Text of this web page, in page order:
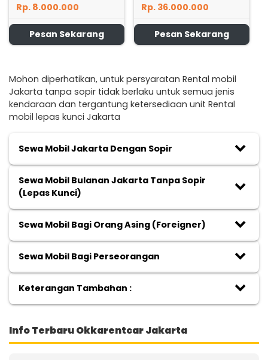
Rp. 8.000.000
Pesan Sekarang
Rp. 36.000.000
Pesan Sekarang
Mohon diperhatikan, untuk persyaratan Rental mobil
Jakarta tanpa sopir tidak berlaku untuk semua jenis
kendaraan dan tergantung ketersediaan unit Rental
mobil lepas kunci Jakarta
Sewa Mobil Jakarta Dengan Sopir keyboard_arrow_down
Sewa Mobil Bulanan Jakarta Tanpa Sopir
(Lepas Kunci)
keyboard_arrow_down
Sewa Mobil Bagi Orang Asing (Foreigner) keyboard_arrow_down
Sewa Mobil Bagi Perseorangan keyboard_arrow_down
Keterangan Tambahan : keyboard_arrow_down
Info Terbaru Okkarentcar Jakarta